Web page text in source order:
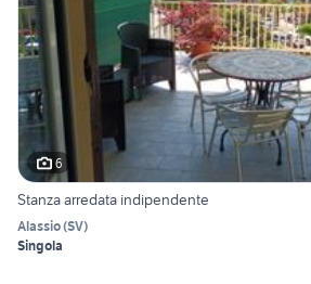
6
Stanza arredata indipendente
Alassio(SV)
Singola